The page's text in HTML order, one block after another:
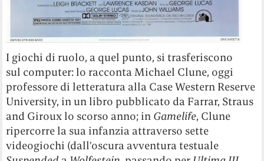
I giochi di ruolo, a quel punto, si trasferiscono
sul computer: lo racconta Michael Clune, oggi
professore di letteratura alla Case Western Reserve
University, in un libro pubblicato da Farrar, Straus
and Giroux lo scorso anno; in Gamelife, Clune
ripercorre la sua infanzia attraverso sette
videogiochi (dall’oscura avventura testuale